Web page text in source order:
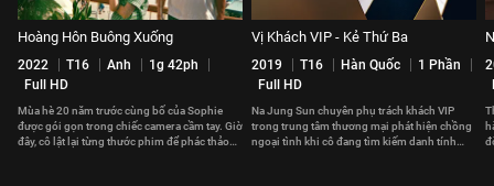
Hoàng Hôn Buông Xuống
2022 T16 Anh
1g 42ph
Full HD
Mùa hè 20 năm trước cùng bố của Sophie
được gói gọn trong chiếc camera cầm tay. Giờ
đây, cô lật lại từng thước phim để phác thảo
Vị Khách VIP - Kẻ Thứ Ba
2019 T16 Hàn Quốc
1 Phần
Full HD
Na Jung Sun chuyên phụ trách khách VIP
trong trung tâm thương mại phát hiện chồng
ngoại tình khi cô đang tìm kiếm danh tính